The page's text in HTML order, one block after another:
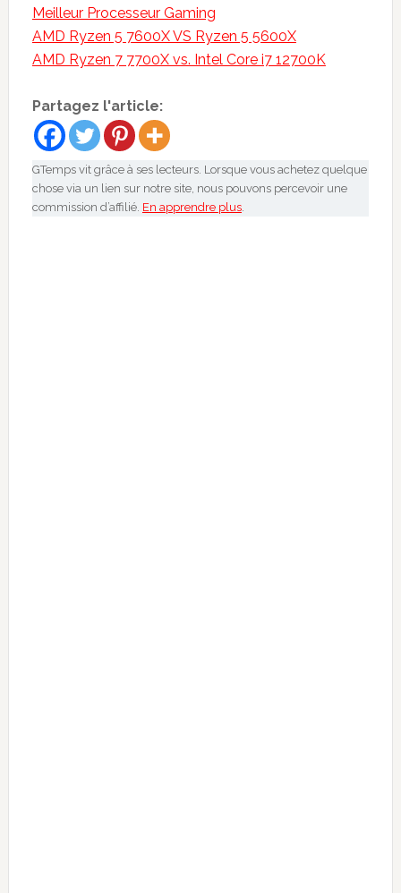
Meilleur Processeur Gaming
AMD Ryzen 5 7600X VS Ryzen 5 5600X
AMD Ryzen 7 7700X vs. Intel Core i7 12700K
Partagez l'article:
GTemps vit grâce à ses lecteurs. Lorsque vous achetez quelque
chose via un lien sur notre site, nous pouvons percevoir une
commission d’affilié. En apprendre plus.